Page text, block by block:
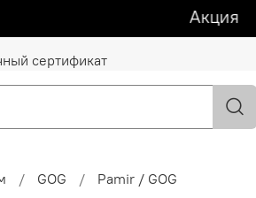
Акция ᕯ
сертификат
GOG Pamir / GOG